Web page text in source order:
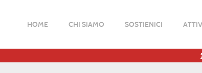
HOME CHI SIAMO SOSTIENICI